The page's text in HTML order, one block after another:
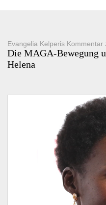
Evangelia Kelperis Kommentar
Die MAGA-Bewegung
Helena